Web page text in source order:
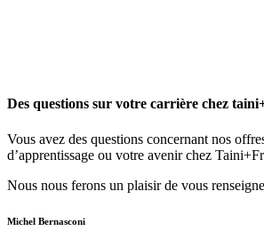
Des questions sur votre carrière chez
Vous avez des questions concernant nos
d’apprentissage ou votre avenir chez
Nous nous ferons un plaisir de vous
Michel Bernasconi